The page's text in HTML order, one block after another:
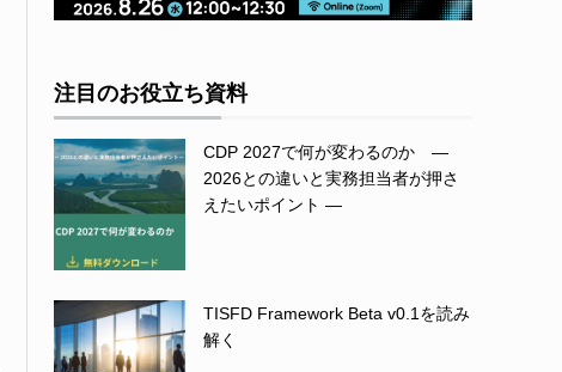
注目のお役立ち資料
CDP 2027で何が変わるのか ―
2026との違いと実務担当者が押さ
えたいポイント ―
TISFD Framework Beta v0.1を読み
解く